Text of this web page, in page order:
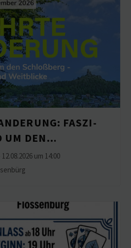
FASZI­
UM DEN
– NATUR,
WEITBLICKE
um 14:00